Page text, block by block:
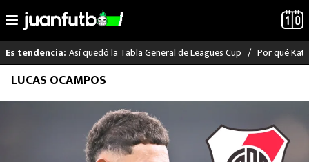
Saltar
contenido
Es tendencia: Así quedó la Tabla General de Leagues Cup Por qué
LO ÚLTIMO
LUCAS OCAMPOS